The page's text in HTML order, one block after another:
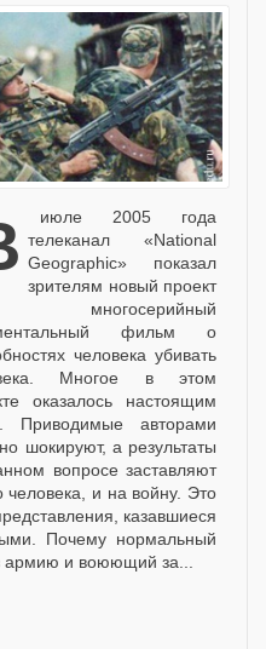
телеканал «National
Geographic» показал
зрителям новый проект
фильм о
человека убивать
Многое в этом
оказалось настоящим
Приводимые авторами
шокируют, а результаты
вопросе заставляют
человека, и на войну. Это
казавшиеся
Почему нормальный
армию и воюющий за...